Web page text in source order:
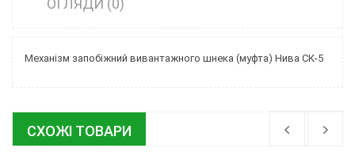
ОГЛЯДИ (0)
Механізм запобіжний вивантажного шнека (муфта) Нива СК-5
СХОЖІ ТОВАРИ